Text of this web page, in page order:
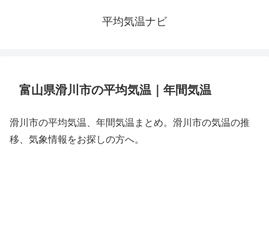
平均気温ナビ
富山県滑川市の平均気温｜年間気温
滑川市の平均気温、年間気温まとめ。滑川市の気温の推
移、気象情報をお探しの方へ。